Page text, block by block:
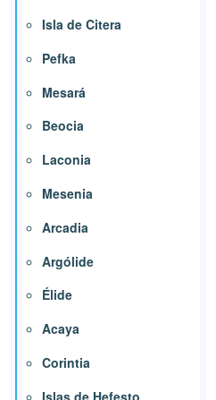
Isla de Citera
Pefka
Mesará
Beocia
Laconia
Mesenia
Arcadia
Argólide
Élide
Acaya
Corintia
Islas de Hefesto